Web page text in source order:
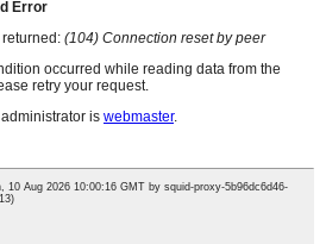
fyrir persónulega umhirðu,
Gólfefni Hagnýtur